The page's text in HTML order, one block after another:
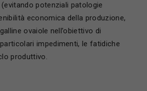
potenziali patologie
economica della produzione,
ovaiole nell’obiettivo di
impedimenti, le fatidiche
produttivo.